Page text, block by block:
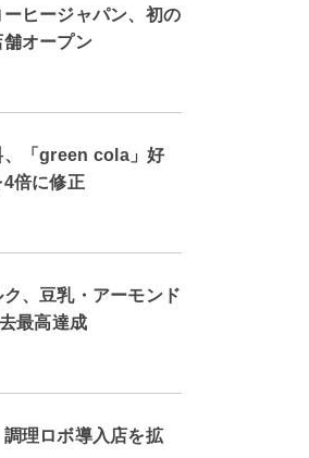
ーヒージャパン、初の
オープン
、「green cola」好
倍に修正
ク、豆乳・アーモンド
最高達成
調理ロボ導入店を拡